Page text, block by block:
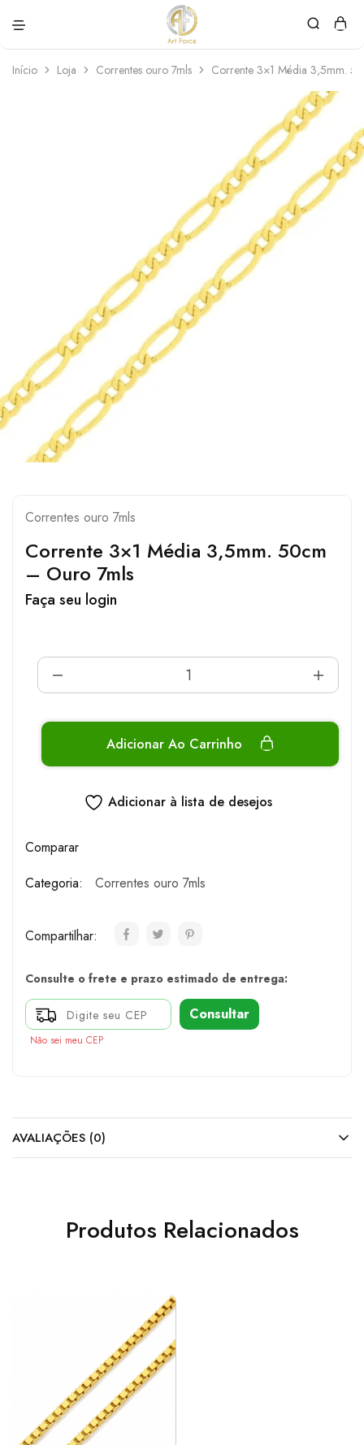
Force
personalizadas
Início Loja Correntes ouro 7mls Corrente 3×1 Média 3,5mm.
Correntes ouro 7mls
Corrente 3×1 Média 3,5mm. 50cm
– Ouro 7mls
Faça seu login
Adicionar Ao Carrinho
Adicionar à lista de desejos
Comparar
Categoria:
Correntes ouro 7mls
Compartilhar:
Consulte o frete e prazo estimado de entrega:
Consultar
Não sei meu CEP
AVALIAÇÕES (0)
Produtos Relacionados